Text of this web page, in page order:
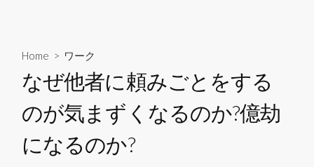
Home > ワーク
なぜ他者に頼みごとをする
のが気まずくなるのか?億劫
になるのか?